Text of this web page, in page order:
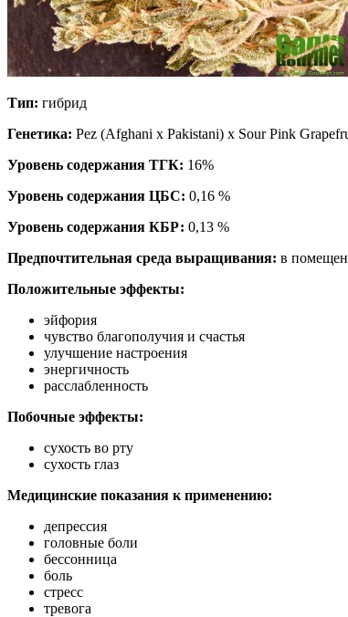
Тип: гибрид
Генетика: Pez (Afghani x Pakistani) x Sour Pink
Уровень содержания ТГК: 16%
Уровень содержания ЦБС: 0,16 %
Уровень содержания КБР: 0,13 %
Предпочтительная среда выращивания: в
Положительные эффекты:
эйфория
чувство благополучия и счастья
улучшение настроения
энергичность
расслабленность
Побочные эффекты:
сухость во рту
сухость глаз
Медицинские показания к применению:
депрессия
головные боли
бессонница
боль
стресс
тревога